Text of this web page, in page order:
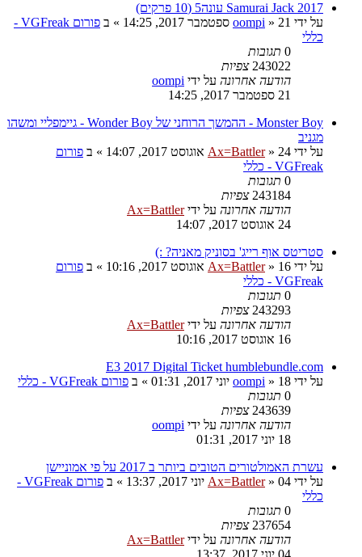
Samurai Jack 2017 עונה5 (10 פרקים)
על ידי
oompi » 21 ספטמבר 2017, 14:25 » ב
פורום VGFreak -
כללי
0 תגובות
243022 צפיות
הודעה אחרונה על ידי oompi
21 ספטמבר 2017, 14:25
Monster Boy - ההמשך הרוחני של Wonder Boy - גיימפליי ומשהו
מגניב
על ידי
Ax=Battler» 24 אוגוסט 2017, 14:07 » ב פורום
VGFreak - כללי
0 תגובות
243184 צפיות
הודעה אחרונה על ידיAx=Battler
24 אוגוסט 2017, 14:07
סטריטס אוף רייג' בסוניק מאניה? :)
על ידי
Ax=Battler» 16 אוגוסט 2017, 10:16 » ב פורום
VGFreak - כללי
0 תגובות
243293 צפיות
הודעה אחרונה על ידיAx=Battler
16 אוגוסט 2017, 10:16
E3 2017 Digital Ticket humblebundle.com
על ידי
oompi » 18 יוני 2017, 01:31 » ב פורום VGFreak - כללי
0 תגובות
243639 צפיות
הודעה אחרונה על ידי oompi
18 יוני 2017, 01:31
עשרת האמולטורים הטובים ביותר ב 2017 על פי אמוניישן
על ידי
Ax=Battler» 04 יוני 2017, 13:37 » ב
פורום VGFreak -
כללי
0 תגובות
237654 צפיות
הודעה אחרונה על ידיAx=Battler